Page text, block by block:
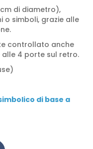
di diametro),
o simboli, grazie alle
controllato anche
alle 4 porte sul retro.
di base a